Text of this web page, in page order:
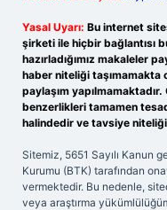
Yasal Uyarı: Bu internet
şirketi ile hiçbir bağlantısı
hazırladığımız makaleler
haber niteliği taşımamakta
paylaşım
benzerlikleri tamamen
halindedir ve tavsiye niteliği
Sitemiz, 5651 Sayılı Kanun
Kurumu (BTK) tarafından
vermektedir. Bu nedenle,
veya araştırma